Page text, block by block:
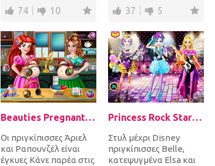
καμία αμφιβολία,
σκοπεύει...
74 10
ψώνια! Ξεκίνησε με...
37 5
Beauties Pregnant BFFs
Οι πριγκίπισσες Άριελ
και Ραπουνζέλ είναι
έγκυες Κάνε παρέα στις
Princess Rock Star Party
Στυλ μέχρι Disney
πριγκίπισσες Belle,
κατεψυγμένα Elsa και